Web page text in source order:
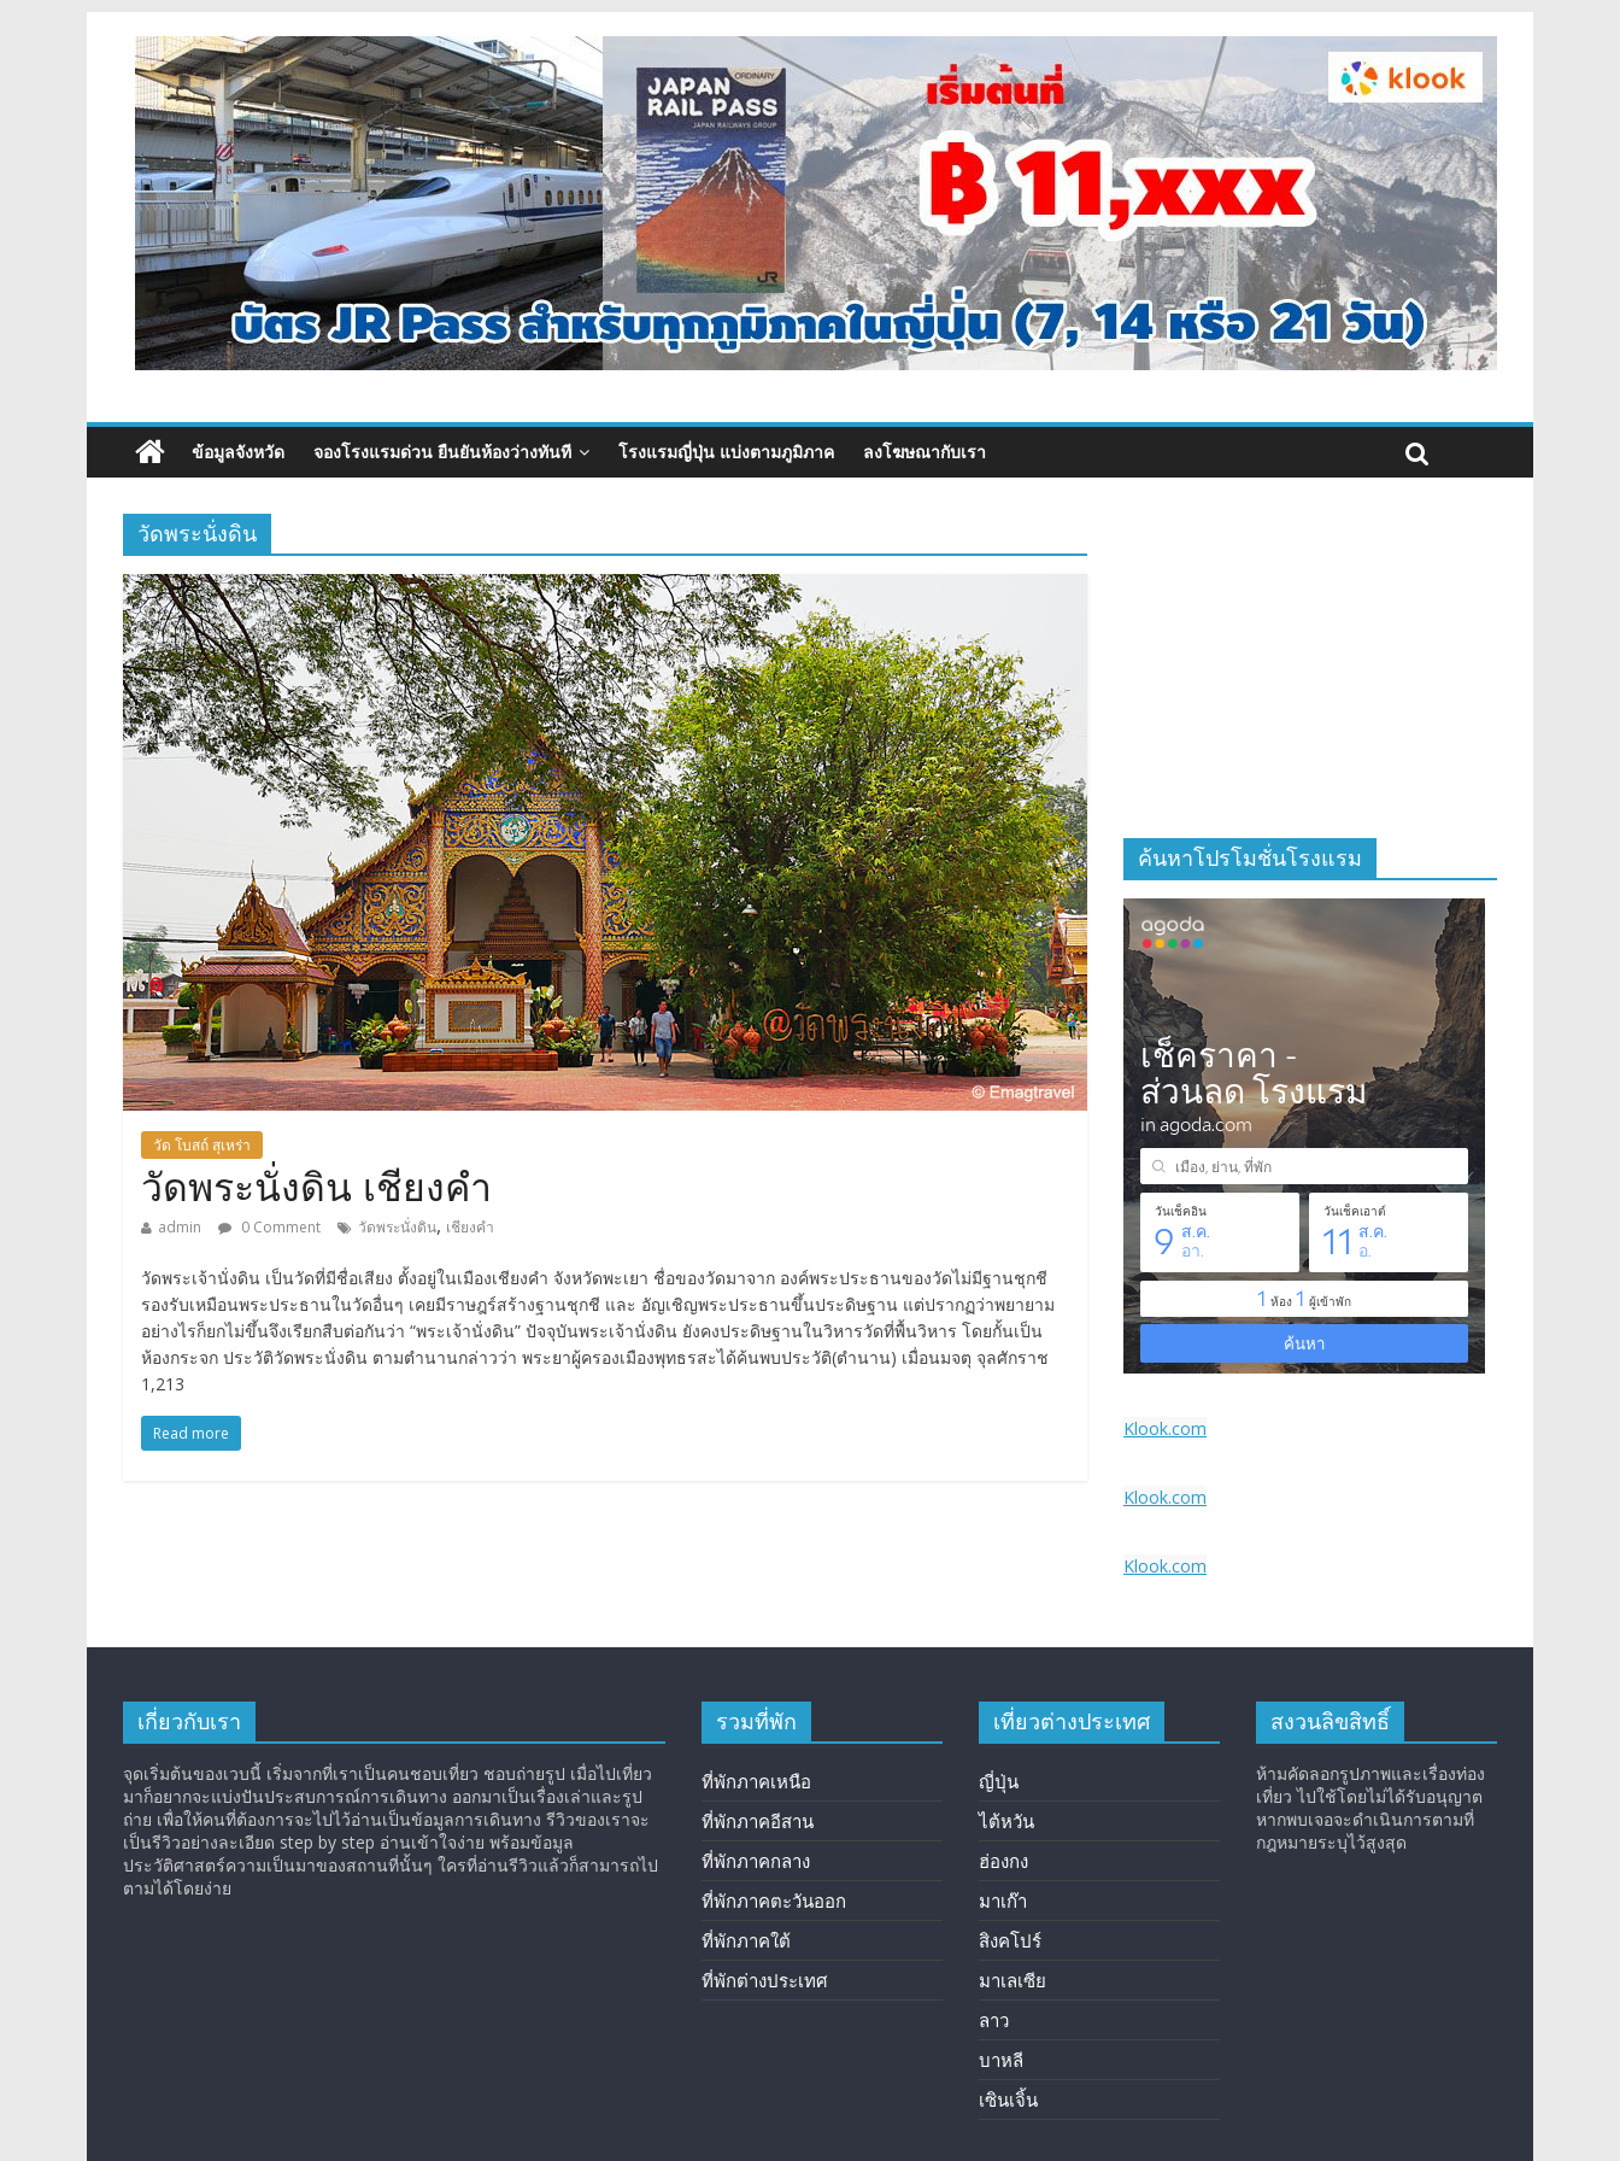
ข้อมูลจังหวัด จองโรงแรมด่วน ยืนยันห้องว่างทันที โรงแรมญี่ปุ่น แบ่งตามภูมิภาค ลงโฆษณากับเรา
วัดพระนั่งดิน
วัด โบสถ์ สุเหร่า
วัดพระนั่งดิน เชียงคำ
admin 0 Comment วัดพระนั่งดิน, เชียงคำ
วัดพระเจ้านั่งดิน เป็นวัดที่มีชื่อเสียง ตั้งอยู่ในเมืองเชียงคำ จังหวัดพะเยา ชื่อของวัดมาจาก องค์พระประธานของวัดไม่มีฐานชุกชี
รองรับเหมือนพระประธานในวัดอื่นๆ เคยมีราษฎร์สร้างฐานชุกชี และ อัญเชิญพระประธานขึ้นประดิษฐาน แต่ปรากฏว่าพยายาม
อย่างไรก็ยกไม่ขึ้นจึงเรียกสืบต่อกันว่า “พระเจ้านั่งดิน” ปัจจุบันพระเจ้านั่งดิน ยังคงประดิษฐานในวิหารวัดที่พื้นวิหาร โดยกั้นเป็น
ห้องกระจก ประวัติวัดพระนั่งดิน ตามตำนานกล่าวว่า พระยาผู้ครองเมืองพุทธรสะได้ค้นพบประวัติ(ตำนาน) เมื่อนมจตุ จุลศักราช
1,213
Read more
ค้นหาโปรโมชั่นโรงแรม
Klook.com
Klook.com
Klook.com
เกี่ยวกับเรา
จุดเริ่มต้นของเวบนี้ เริ่มจากที่เราเป็นคนชอบเที่ยว ชอบถ่ายรูป เมื่อไปเที่ยว
มาก็อยากจะแบ่งปันประสบการณ์การเดินทาง ออกมาเป็นเรื่องเล่าและรูป
ถ่าย เพื่อให้คนที่ต้องการจะไปไว้อ่านเป็นข้อมูลการเดินทาง รีวิวของเราจะ
เป็นรีวิวอย่างละเอียด step by step อ่านเข้าใจง่าย พร้อมข้อมูล
ประวัติศาสตร์ความเป็นมาของสถานที่นั้นๆ ใครที่อ่านรีวิวแล้วก็สามารถไป
ตามได้โดยง่าย
รวมที่พัก
ที่พักภาคเหนือ
ที่พักภาคอีสาน
ที่พักภาคกลาง
ที่พักภาคตะวันออก
ที่พักภาคใต้
ที่พักต่างประเทศ
เที่ยวต่างประเทศ
ญี่ปุ่น
ไต้หวัน
ฮ่องกง
มาเก๊า
สิงคโปร์
มาเลเซีย
ลาว
บาหลี
เซินเจิ้น
สงวนลิขสิทธิ์
ห้ามคัดลอกรูปภาพและเรื่องท่อง
เที่ยว ไปใช้โดยไม่ได้รับอนุญาต
หากพบเจอจะดำเนินการตามที่
กฎหมายระบุไว้สูงสุด